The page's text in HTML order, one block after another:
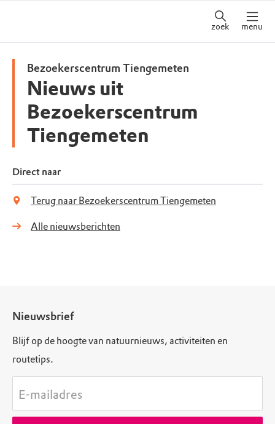
zoek menu
Bezoekerscentrum Tiengemeten
Nieuws uit
Bezoekerscentrum
Tiengemeten
Direct naar
Terug naar Bezoekerscentrum Tiengemeten
Alle nieuwsberichten
Nieuwsbrief
Blijf op de hoogte van natuurnieuws, activiteiten en
routetips.
E-mailadres